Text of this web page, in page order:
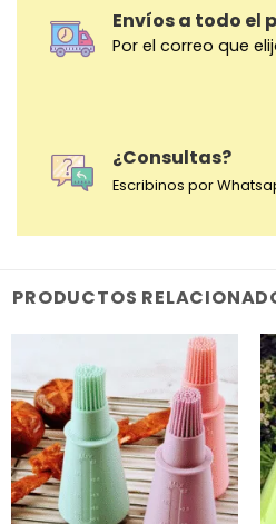
Envíos a todo el
Por el correo que
¿Consultas?
Escribinos por
PRODUCTOS